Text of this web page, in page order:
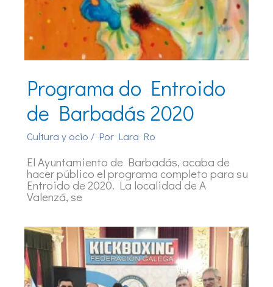
Programa do Entroido
de Barbadás 2020
Cultura y ocio / Por Lara Ro
El Ayuntamiento de Barbadás, acaba de
hacer público el programa completo para su
Entroido de 2020. La localidad de A
Valenzá, se